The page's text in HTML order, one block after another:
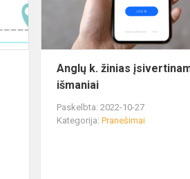
Anglų k. žinias
išmaniai
Paskelbta: 2022-10-27
Kategorija:Pranešimai